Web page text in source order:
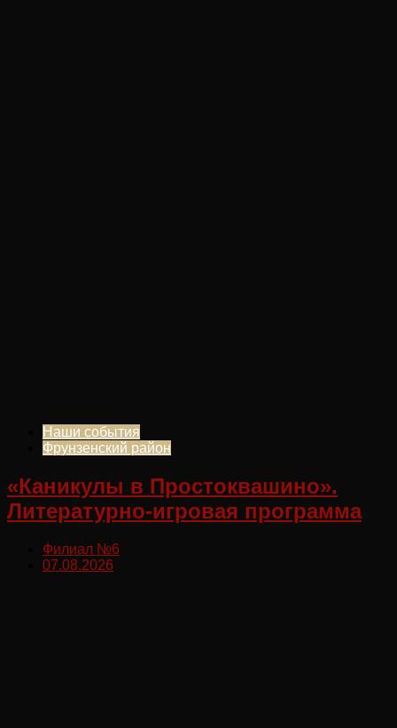
Наши события
Фрунзенский район
«Каникулы в Простоквашино».
Литературно-игровая программа
Филиал №6
07.08.2026